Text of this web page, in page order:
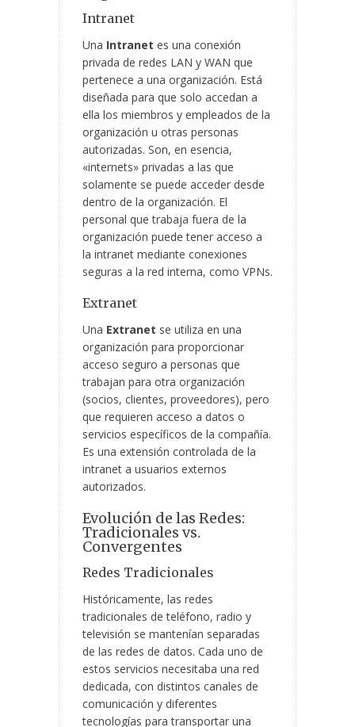
Intranet
Una Intranet es una conexión
privada de redes LAN y WAN que
pertenece a una organización. Está
diseñada para que solo accedan a
ella los miembros y empleados de la
organización u otras personas
autorizadas. Son, en esencia,
«internets» privadas a las que
solamente se puede acceder desde
dentro de la organización. El
personal que trabaja fuera de la
organización puede tener acceso a
la intranet mediante conexiones
seguras a la red interna, como VPNs.
Extranet
Una Extranet se utiliza en una
organización para proporcionar
acceso seguro a personas que
trabajan para otra organización
(socios, clientes, proveedores), pero
que requieren acceso a datos o
servicios específicos de la compañía.
Es una extensión controlada de la
intranet a usuarios externos
autorizados.
Evolución de las Redes:
Tradicionales vs.
Convergentes
Redes Tradicionales
Históricamente, las redes
tradicionales de teléfono, radio y
televisión se mantenían separadas
de las redes de datos. Cada uno de
estos servicios necesitaba una red
dedicada, con distintos canales de
comunicación y diferentes
tecnologías para transportar una